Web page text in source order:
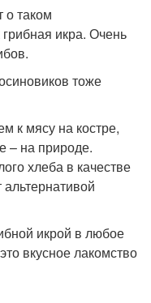
о таком
икра. Очень
тоже
к мясу на костре,
– на природе.
хлеба в качестве
икрой в любое
вкусное лакомство